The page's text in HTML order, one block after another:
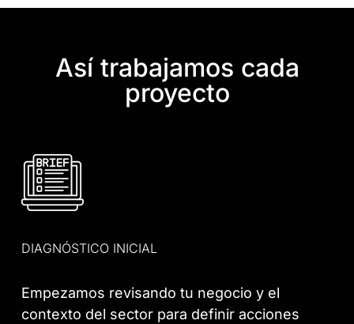
Así trabajamos cada
proyecto
DIAGNÓSTICO INICIAL
Empezamos revisando tu negocio y el
contexto del sector para definir acciones